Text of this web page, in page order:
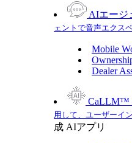
AIエージ
ェントで音声エクス
Mobile
Dealer
CaLLM™
用して、ユーザーイ
成 AIアプリ